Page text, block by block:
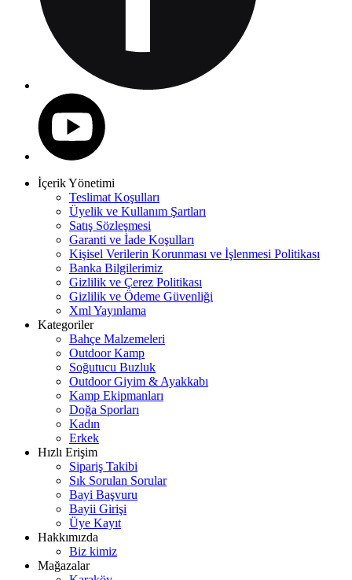
İçerik Yönetimi
Teslimat Koşulları
Üyelik ve Kullanım Şartları
Satış Sözleşmesi
Garanti ve İade Koşulları
Kişisel Verilerin Korunması ve İşlenmesi Politikası
Banka Bilgilerimiz
Gizlilik ve Çerez Politikası
Gizlilik ve Ödeme Güvenliği
Xml Yayınlama
Kategoriler
Bahçe Malzemeleri
Outdoor Kamp
Soğutucu Buzluk
Outdoor Giyim & Ayakkabı
Kamp Ekipmanları
Doğa Sporları
Kadın
Erkek
Hızlı Erişim
Sipariş Takibi
Sık Sorulan Sorular
Bayi Başvuru
Bayii Girişi
Üye Kayıt
Hakkımızda
Biz kimiz
Mağazalar